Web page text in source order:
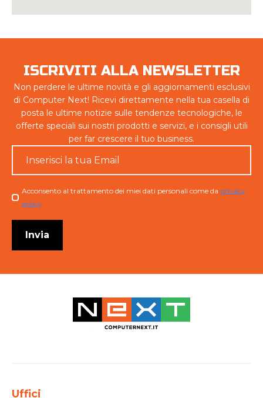
ISCRIVITI ALLA NEWSLETTER
Non perdere le ultime novità e gli aggiornamenti esclusivi
di Computer Next! Ricevi direttamente nella tua casella di
posta le ultime notizie sulle tendenze tecnologiche, le
offerte speciali sui nostri prodotti e servizi, e i consigli utili
per far crescere il tuo business.
Email
Checkbox
Acconsento al trattamento dei miei dati personali come da privacy
policy
Invia
Uffici